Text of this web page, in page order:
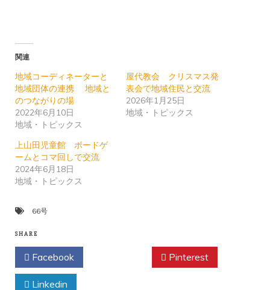
関連
地域コーディネーターと
地域団体の連携 地域と
のつながりの場
2022年6月10日
地域・トピックス
屋代教会 クリスマス発
表会で地域住民と交流
2026年1月25日
地域・トピックス
上山田児童館 ボードゲ
ームとコマ回しで交流
2024年6月18日
地域・トピックス
66号
SHARE
Facebook Pinterest
Linkedin